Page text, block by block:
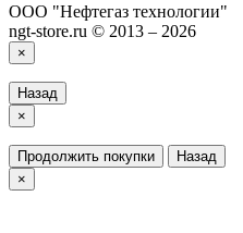
ООО "Нефтегаз технологии"
ngt-store.ru © 2013 – 2026
×
Назад
×
Продолжить покупки
Назад
×